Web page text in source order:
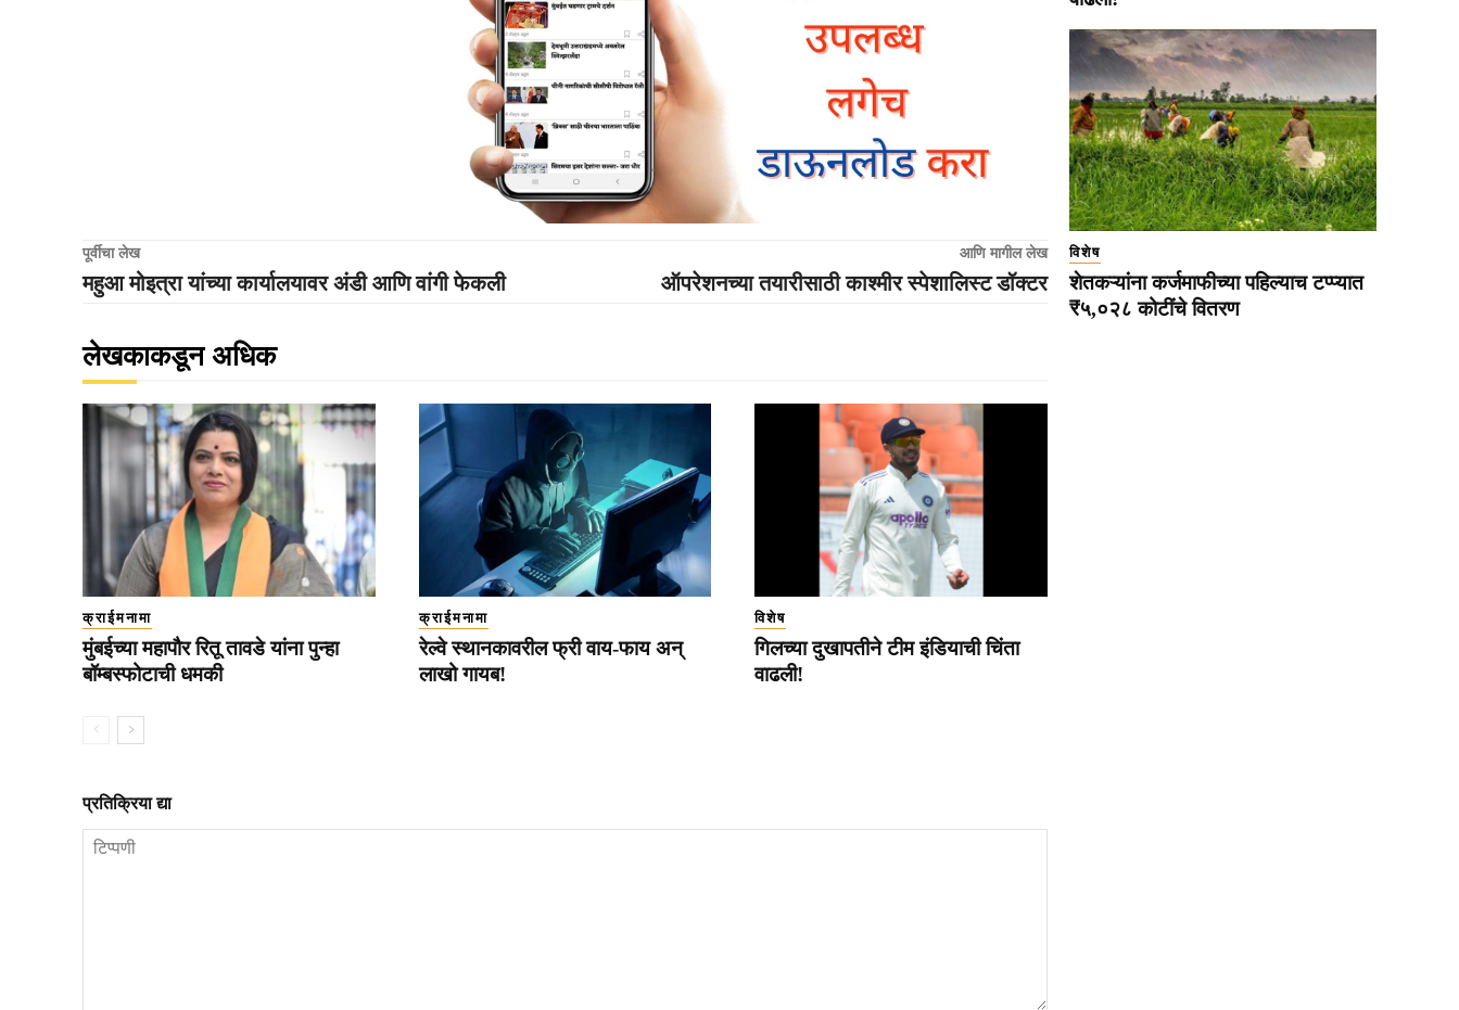
पूर्वीचा लेख
महुआ मोइत्रा यांच्या कार्यालयावर अंडी आणि वांगी फेकली
आणि मागील लेख
ऑपरेशनच्या तयारीसाठी काश्मीर स्पेशालिस्ट डॉक्टर
लेखकाकडून अधिक
क्राईमनामा
मुंबईच्या महापौर रितू तावडे यांना पुन्हा
बॉम्बस्फोटाची धमकी
क्राईमनामा
रेल्वे स्थानकावरील फ्री वाय-फाय अन्
लाखो गायब!
विशेष
गिलच्या दुखापतीने टीम इंडियाची चिंता
वाढली!
प्रतिक्रिया द्या
विशेष
शेतकऱ्यांना कर्जमाफीच्या पहिल्याच टप्प्यात
₹५,०२८ कोटींचे वितरण